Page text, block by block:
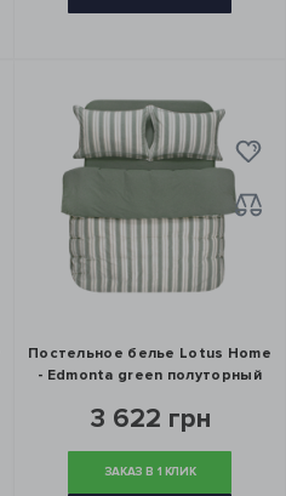
Постельное белье Lotus Home
- Edmonta green полуторный
3 622 грн
ЗАКАЗ В 1 КЛИК